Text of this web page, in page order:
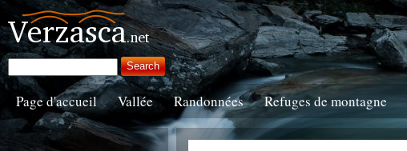
Page d'accueil Vallée Randonnées Refuges de montagne